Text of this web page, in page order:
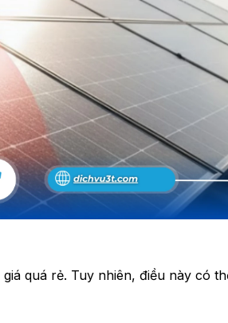
giá quá rẻ. Tuy nhiên, điều này có